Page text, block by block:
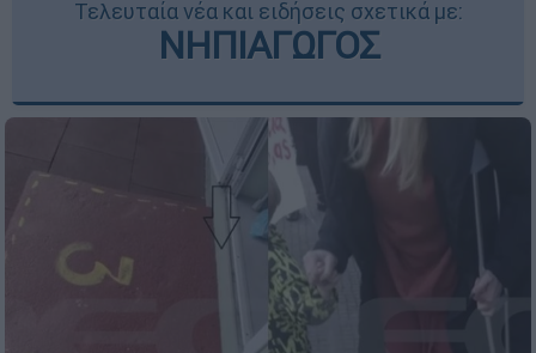
Τελευταία νέα και ειδήσεις σχετικά με:
ΝΗΠΙΑΓΩΓΟΣ